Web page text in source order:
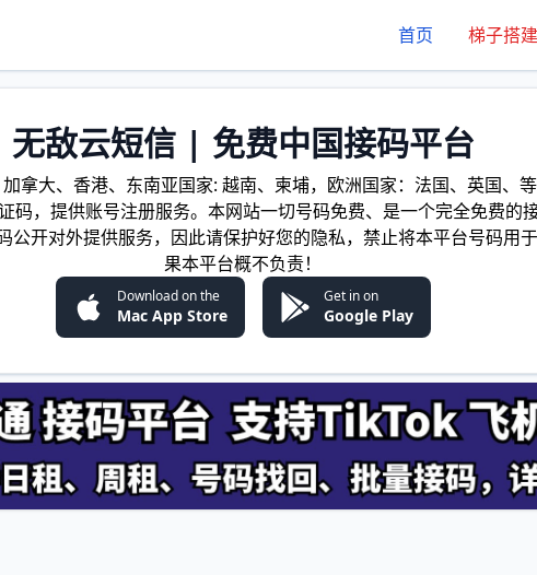
首页 梯子搭建
无敌云短信 | 免费中国接码平台
拿大、香港、东南亚国家: 越南、柬埔，欧洲国家：法国、英国、
码，提供账号注册服务。本网站一切号码免费、是一个完全免费的接
公开对外提供服务，因此请保护好您的隐私，禁止将本平台号码用
果本平台概不负责！
Download on the
Mac App Store
Get in on
Google Play